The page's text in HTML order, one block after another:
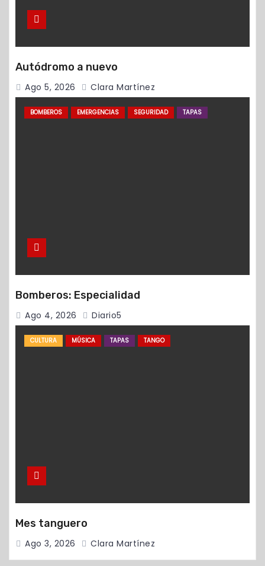
Autódromo a nuevo
Ago 5, 2026 Clara Martínez
BOMBEROS EMERGENCIAS SEGURIDAD TAPAS
Bomberos: Especialidad
Ago 4, 2026 Diario5
CULTURA MÚSICA TAPAS TANGO
Mes tanguero
Ago 3, 2026 Clara Martínez